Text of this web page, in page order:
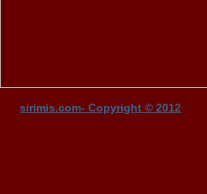
sirimis.com- Copyright © 2012